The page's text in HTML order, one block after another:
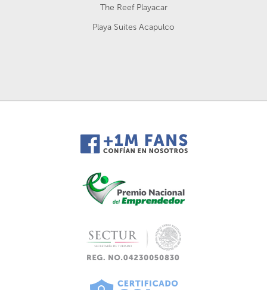
The Reef Playacar
Playa Suites Acapulco